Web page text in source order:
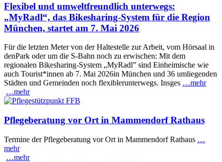
Flexibel und umweltfreundlich unterwegs:
„MyRadl“, das Bikesharing-System für die Region
München, startet am 7. Mai 2026
Für die letzten Meter von der Haltestelle zur Arbeit, vom Hörsaal in
denPark oder um die S-Bahn noch zu erwischen: Mit dem
regionalen Bikesharing-System „MyRadl” sind Einheimische wie
auch Tourist*innen ab 7. Mai 2026in München und 36 umliegenden
Städten und Gemeinden noch flexiblerunterwegs. Insges …mehr
…mehr
Pflegeberatung vor Ort in Mammendorf Rathaus
Termine der Pflegeberatung vor Ort in Mammendorf Rathaus …
mehr
…mehr